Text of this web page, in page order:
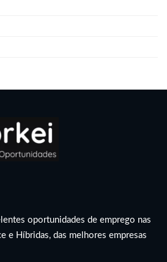
oportunidades de emprego nas
e Híbridas, das melhores empresas